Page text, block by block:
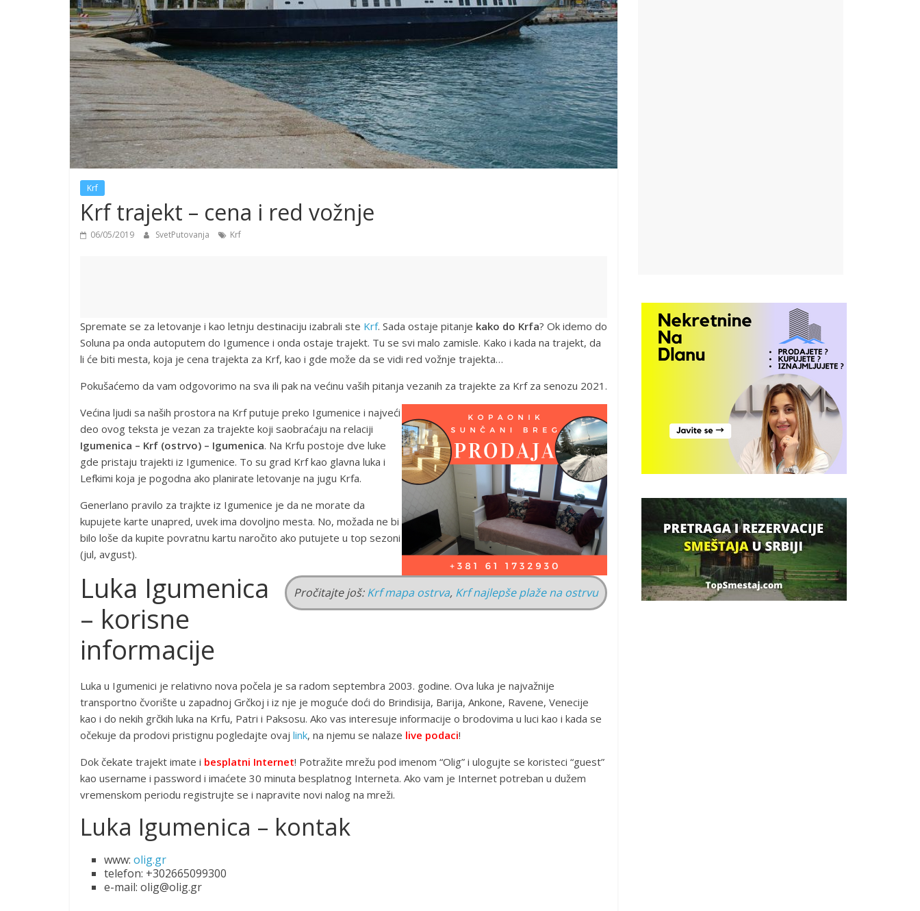
Krf
Krf trajekt – cena i red vožnje
06/05/2019 SvetPutovanja Krf
Spremate se za letovanje i kao letnju destinaciju izabrali ste Krf. Sada ostaje pitanje kako do Krfa? Ok idemo do
Soluna pa onda autoputem do Igumence i onda ostaje trajekt. Tu se svi malo zamisle. Kako i kada na trajekt, da
li će biti mesta, koja je cena trajekta za Krf, kao i gde može da se vidi red vožnje trajekta…
Pokušaćemo da vam odgovorimo na sva ili pak na većinu vaših pitanja vezanih za trajekte za Krf za senozu 2021.
Većina ljudi sa naših prostora na Krf putuje preko Igumenice i najveći
deo ovog teksta je vezan za trajekte koji saobraćaju na relaciji
Igumenica – Krf (ostrvo) – Igumenica. Na Krfu postoje dve luke
gde pristaju trajekti iz Igumenice. To su grad Krf kao glavna luka i
Lefkimi koja je pogodna ako planirate letovanje na jugu Krfa.
Pročitajte još:Krf mapa ostrva, Krf najlepše plaže na ostrvu
Generlano pravilo za trajkte iz Igumenice je da ne morate da
kupujete karte unapred, uvek ima dovoljno mesta. No, možada ne bi
bilo loše da kupite povratnu kartu naročito ako putujete u top sezoni
(jul, avgust).
Luka Igumenica
– korisne
informacije
Luka u Igumenici je relativno nova počela je sa radom septembra 2003. godine. Ova luka je najvažnije
transportno čvorište u zapadnoj Grčkoj i iz nje je moguće doći do Brindisija, Barija, Ankone, Ravene, Venecije
kao i do nekih grčkih luka na Krfu, Patri i Paksosu. Ako vas interesuje informacije o brodovima u luci kao i kada se
očekuje da prodovi pristignu pogledajte ovaj link, na njemu se nalaze live podaci!
Dok čekate trajekt imate i besplatni Internet! Potražite mrežu pod imenom “Olig” i ulogujte se koristeci “guest”
kao username i password i imaćete 30 minuta besplatnog Interneta. Ako vam je Internet potreban u dužem
vremenskom periodu registrujte se i napravite novi nalog na mreži.
Luka Igumenica – kontak
www: olig.gr
telefon: +302665099300
e-mail: olig@olig.gr